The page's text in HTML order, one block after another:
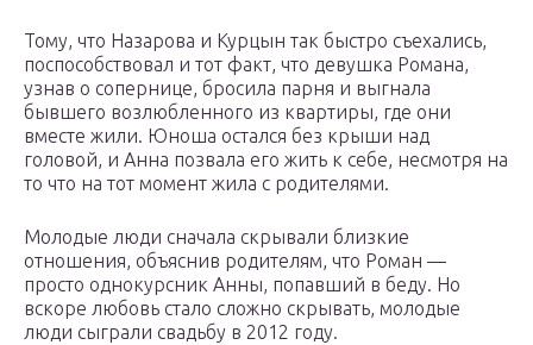
Тому, что Назарова и Курцын так быстро съехались,
поспособствовал и тот факт, что девушка Романа,
узнав о сопернице, бросила парня и выгнала
бывшего возлюбленного из квартиры, где они
вместе жили. Юноша остался без крыши над
головой, и Анна позвала его жить к себе, несмотря на
то что на тот момент жила с родителями.
Молодые люди сначала скрывали близкие
отношения, объяснив родителям, что Роман —
просто однокурсник Анны, попавший в беду. Но
вскоре любовь стало сложно скрывать, молодые
люди сыграли свадьбу в 2012 году.